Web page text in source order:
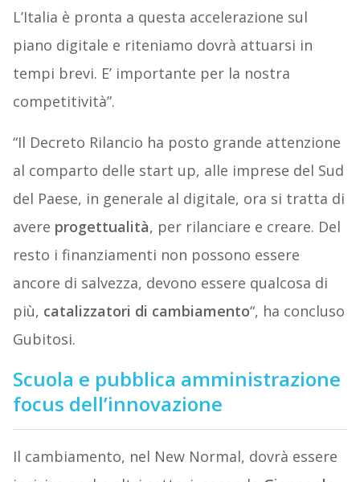
L’Italia è pronta a questa accelerazione sul
piano digitale e riteniamo dovrà attuarsi in
tempi brevi. E’ importante per la nostra
competitività”.
“Il Decreto Rilancio ha posto grande attenzione
al comparto delle start up, alle imprese del Sud
del Paese, in generale al digitale, ora si tratta di
avere progettualità, per rilanciare e creare. Del
resto i finanziamenti non possono essere
ancore di salvezza, devono essere qualcosa di
più, catalizzatori di cambiamento“, ha concluso
Gubitosi.
Scuola e pubblica amministrazione
focus dell’innovazione
Il cambiamento, nel New Normal, dovrà essere